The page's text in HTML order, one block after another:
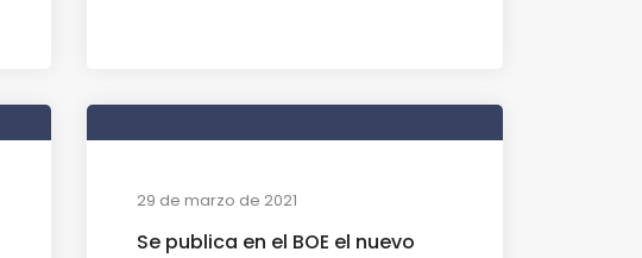
29 de marzo de 2021
Se publica en el BOE el nuevo